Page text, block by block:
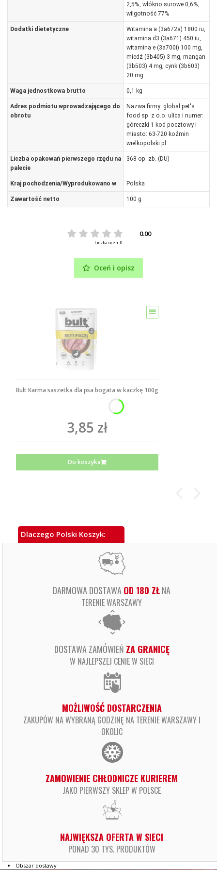
2,5%, włókno surowe 0,6%,
wilgotność 77%
Dodatki dietetyczne
Witamina a (3a672a) 1800 iu,
witamina d3 (3a671) 450 iu,
witamina e (3a700i) 100 mg,
miedź (3b405) 3 mg, mangan
(3b503) 4 mg, cynk (3b603)
20 mg
Waga jednostkowa brutto 0,1 kg
Adres podmiotu wprowadzającego do
obrotu
Nazwa firmy: global pet's
food sp. z o.o. ulica i numer:
góreczki 1 kod pocztowy i
miasto: 63-720 koźmin
wielkopolski pl
Liczba opakowań pierwszego rzędu na
palecie
368 op. zb. (DU)
Kraj pochodzenia/Wyprodukowano w Polska
Zawartość netto 100 g
0.00
Liczba ocen: 0
Oceń i opisz
Bult Karma saszetka dla psa bogata w kaczkę 100g
3,85 zł
Do koszyka
Dlaczego Polski Koszyk:
DARMOWA DOSTAWAOD 180 ZŁNA
TERENIE WARSZAWY
DOSTAWA ZAMÓWIEŃ ZA GRANICĘ
W NAJLEPSZEJ CENIE W SIECI
MOŻLIWOŚĆ DOSTARCZENIA
ZAKUPÓW NA WYBRANĄ GODZINĘ NA TERENIE WARSZAWY I
OKOLIC
ZAMOWIENIE CHŁODNICZE KURIEREM
JAKO PIERWSZY SKLEP W POLSCE
NAJWIĘKSZA OFERTA W SIECI
PONAD 30 TYS. PRODUKTÓW
Obszar dostawy